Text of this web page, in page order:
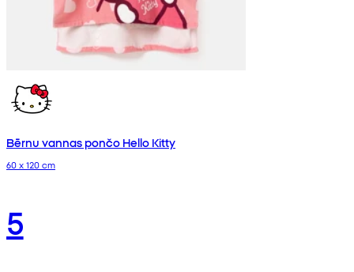
Bērnu vannas pončo Hello Kitty
60 x 120 cm
5